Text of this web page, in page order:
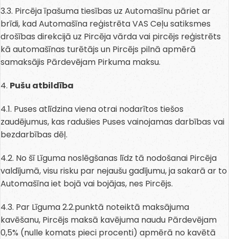
3.3. Pircēja īpašuma tiesības uz Automašīnu pāriet ar
brīdi, kad Automašīna reģistrēta VAS Ceļu satiksmes
drošības direkcijā uz Pircēja vārda vai pircējs reģistrēts
kā automašīnas turētājs un Pircējs pilnā apmērā
samaksājis Pārdevējam Pirkuma maksu.
4. Pušu atbildība
4.1. Puses atlīdzina viena otrai nodarītos tiešos
zaudējumus, kas radušies Puses vainojamas darbības vai
bezdarbības dēļ.
4.2. No šī Līguma noslēgšanas līdz tā nodošanai Pircēja
valdījumā, visu risku par nejaušu gadījumu, ja sakarā ar to
Automašīna iet bojā vai bojājas, nes Pircējs.
4.3. Par Līguma 2.2.punktā noteiktā maksājuma
kavēšanu, Pircējs maksā kavējuma naudu Pārdevējam
0,5% (nulle komats pieci procenti) apmērā no kavētā